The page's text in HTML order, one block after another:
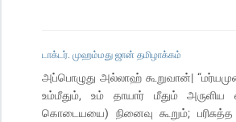
டாக்டர். முஹம்மது ஜான் தமிழாக்கம்
அப்பொழுது அல்லாஹ் கூறுவான்|
உம்மீதும், உம் தாயார் மீதும்
கொடையயை) நினைவு கூறும்;